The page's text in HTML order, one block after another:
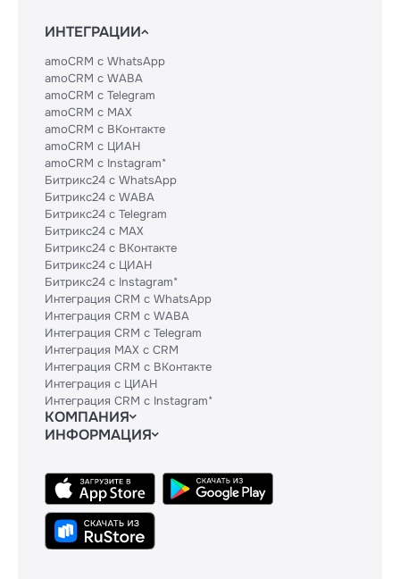
ИНТЕГРАЦИИ
amoCRM с WhatsApp
amoCRM с WABA
amoCRM с Telegram
amoCRM с MAX
amoCRM с ВКонтакте
amoCRM с ЦИАН
amoCRM с Instagram*
Битрикс24 с WhatsApp
Битрикс24 с WABA
Битрикс24 с Telegram
Битрикс24 с MAX
Битрикс24 с ВКонтакте
Битрикс24 с ЦИАН
Битрикс24 с Instagram*
Интеграция CRM с WhatsApp
Интеграция CRM с WABA
Интеграция CRM с Telegram
Интеграция MAX с CRM
Интеграция CRM с ВКонтакте
Интеграция с ЦИАН
Интеграция CRM с Instagram*
КОМПАНИЯ
Блог
Контакты
Политики и соглашения
Сведения об ИТ-деятельности
ИНФОРМАЦИЯ
Техническим партнерам
Тарифы
API
База знаний